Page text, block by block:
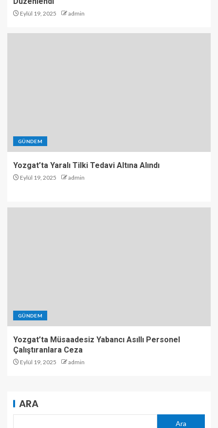
Eylül 19, 2025 admin
GÜNDEM
Yozgat’ta Yaralı Tilki Tedavi Altına Alındı
Eylül 19, 2025 admin
GÜNDEM
Yozgat’ta Müsaadesiz Yabancı Asıllı Personel
Çalıştıranlara Ceza
Eylül 19, 2025 admin
ARA
Ara